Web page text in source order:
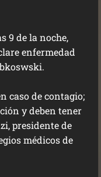
9 de la noche,
enfermedad
caso de contagio;
y deben tener
presidente de
médicos de